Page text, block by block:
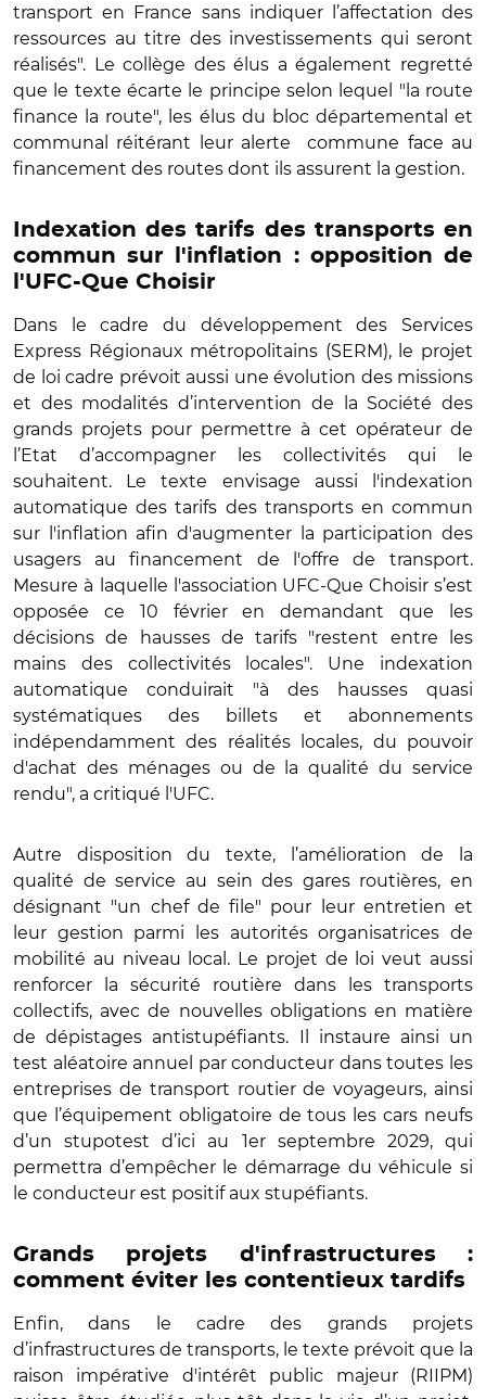
transport en France sans indiquer l’affectation des
ressources au titre des investissements qui seront
réalisés". Le collège des élus a également regretté
que le texte écarte le principe selon lequel "la route
finance la route", les élus du bloc départemental et
communal réitérant leur alerte commune face au
financement des routes dont ils assurent la gestion.
Indexation des tarifs des transports en
commun sur l'inflation : opposition de
l'UFC-Que Choisir
Dans le cadre du développement des Services
Express Régionaux métropolitains (SERM), le projet
de loi cadre prévoit aussi une évolution des missions
et des modalités d’intervention de la Société des
grands projets pour permettre à cet opérateur de
l’Etat d’accompagner les collectivités qui le
souhaitent. Le texte envisage aussi l'indexation
automatique des tarifs des transports en commun
sur l'inflation afin d'augmenter la participation des
usagers au financement de l'offre de
transport.
Mesure à
laquelle l'association UFC-Que Choisir s’est
opposée ce 10 février en demandant que les
décisions de hausses de tarifs "restent entre les
mains des collectivités locales". Une indexation
automatique conduirait "à des hausses quasi
systématiques des billets et abonnements
indépendamment des réalités locales, du pouvoir
d'achat des ménages ou de la qualité du service
rendu", a critiqué l'UFC.
Autre disposition du texte, l’amélioration de la
qualité de service au sein des gares routières, en
désignant "un chef de file" pour leur entretien et
leur gestion parmi les autorités organisatrices de
mobilité au niveau local. Le projet de loi veut aussi
renforcer la sécurité routière dans les transports
collectifs, avec de nouvelles obligations en matière
de dépistages antistupéfiants. Il instaure ainsi un
test aléatoire annuel par conducteur dans toutes les
entreprises de transport routier de voyageurs, ainsi
que l’équipement obligatoire de tous les cars neufs
d’un stupotest d’ici au 1er septembre 2029, qui
permettra d’empêcher le démarrage du véhicule si
le conducteur est positif aux stupéfiants.
Grands projets d'infrastructures :
comment éviter les contentieux tardifs
Enfin, dans le cadre des grands projets
d’infrastructures de transports, le texte prévoit que la
raison impérative d'intérêt public majeur (RIIPM)